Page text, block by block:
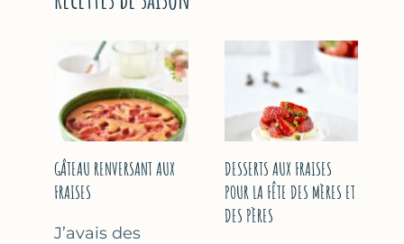
GÂTEAU RENVERSANT AUX
FRAISES
J’avais des
DESSERTS AUX FRAISES
POUR LA FÊTE DES MÈRES ET
DES PÈRES